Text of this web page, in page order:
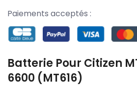
Paiements acceptés :
Batterie Pour Citizen
6600 (MT616)